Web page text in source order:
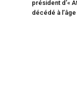
président d’«
décédé à